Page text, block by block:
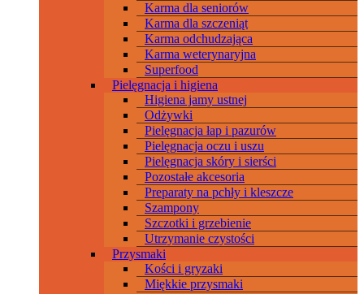
Karma dla seniorów
Karma dla szczeniąt
Karma odchudzająca
Karma weterynaryjna
Superfood
Pielęgnacja i higiena
Higiena jamy ustnej
Odżywki
Pielęgnacja łap i pazurów
Pielęgnacja oczu i uszu
Pielęgnacja skóry i sierści
Pozostałe akcesoria
Preparaty na pchły i kleszcze
Szampony
Szczotki i grzebienie
Utrzymanie czystości
Przysmaki
Kości i gryzaki
Miękkie przysmaki